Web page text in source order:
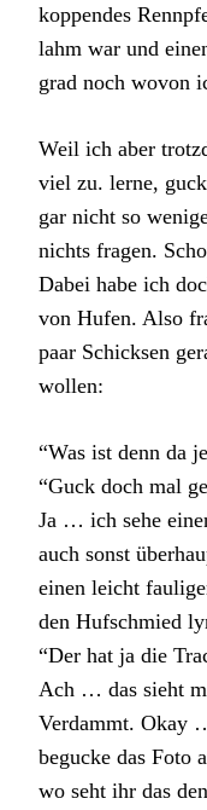
koppendes
lahm war und
grad noch wovon
Weil ich aber
viel zu. lerne,
gar nicht so
nichts fragen.
Dabei habe ich
von Hufen. Also
paar Schicksen
wollen:
“Was ist denn da
“Guck doch mal
Ja … ich sehe
auch sonst
einen leicht
den Hufschmied
“Der hat ja die
Ach … das sieht
Verdammt. Okay
begucke das Foto
wo seht ihr das